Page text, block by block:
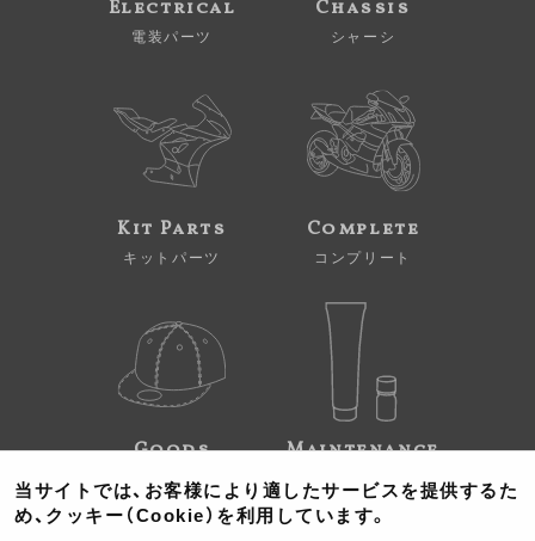
Electrical
電装パーツ
Chassis
シャーシ
Kit Parts
キットパーツ
Complete
コンプリート
Goods
グッズ
Maintenance
メンテナンス
当サイトでは、お客様により適したサービスを提供するた
め、クッキー（Cookie）を利用しています。